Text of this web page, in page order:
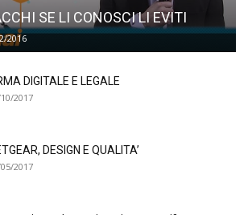
SE LI CONOSCI LI EVITI
2016
DIGITALE E LEGALE
2017
DESIGN E QUALITA’
2017